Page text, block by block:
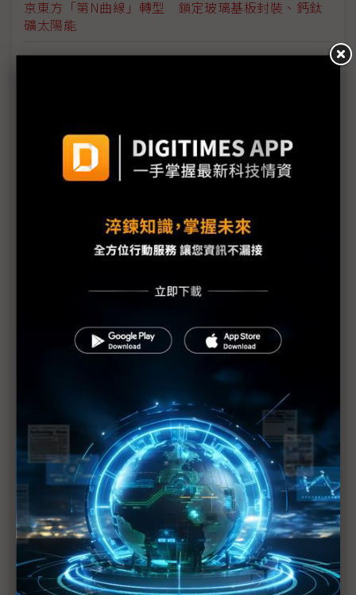
京東方「第N曲線」轉型 鎖定玻璃基板封裝、鈣鈦
礦太陽能
求升溫
玻璃基板再添新陣容 南韓電池設備廠跨足TGV技術
英特爾擬放棄玻璃基板自研 轉向採購外部方案
南韓FC-BGA、玻璃基板大戰 三星電機與樂金
速度快100萬倍 日本東大與AGC研發玻璃基板超高
玻璃基板專利戰火點燃 德LPKF向韓廠發出侵權警告
三星電機打造玻璃基板生態系 27家合作夥伴共聚一
堂
市場將迎大爆發？ 應材攜Absolics打造玻璃基板微
影新機
三星電機玻璃基板將試產 年內供應樣品予美國科技
大廠